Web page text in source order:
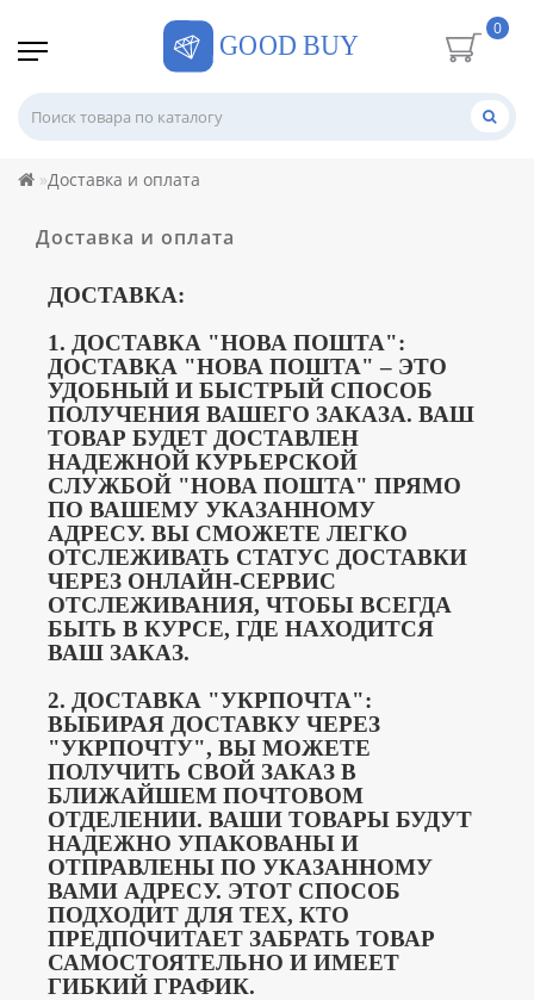
0
Доставка и оплата
Доставка и оплата
ДОСТАВКА:
1. ДОСТАВКА "НОВА ПОШТА":
ДОСТАВКА "НОВА ПОШТА" – ЭТО
УДОБНЫЙ И БЫСТРЫЙ СПОСОБ
ПОЛУЧЕНИЯ ВАШЕГО ЗАКАЗА. ВАШ
ТОВАР БУДЕТ ДОСТАВЛЕН
НАДЕЖНОЙ КУРЬЕРСКОЙ
СЛУЖБОЙ "НОВА ПОШТА" ПРЯМО
ПО ВАШЕМУ УКАЗАННОМУ
АДРЕСУ. ВЫ СМОЖЕТЕ ЛЕГКО
ОТСЛЕЖИВАТЬ СТАТУС ДОСТАВКИ
ЧЕРЕЗ ОНЛАЙН-СЕРВИС
ОТСЛЕЖИВАНИЯ, ЧТОБЫ ВСЕГДА
БЫТЬ В КУРСЕ, ГДЕ НАХОДИТСЯ
ВАШ ЗАКАЗ.
2. ДОСТАВКА "УКРПОЧТА":
ВЫБИРАЯ ДОСТАВКУ ЧЕРЕЗ
"УКРПОЧТУ", ВЫ МОЖЕТЕ
ПОЛУЧИТЬ СВОЙ ЗАКАЗ В
БЛИЖАЙШЕМ ПОЧТОВОМ
ОТДЕЛЕНИИ. ВАШИ ТОВАРЫ БУДУТ
НАДЕЖНО УПАКОВАНЫ И
ОТПРАВЛЕНЫ ПО УКАЗАННОМУ
ВАМИ АДРЕСУ. ЭТОТ СПОСОБ
ПОДХОДИТ ДЛЯ ТЕХ, КТО
ПРЕДПОЧИТАЕТ ЗАБРАТЬ ТОВАР
САМОСТОЯТЕЛЬНО И ИМЕЕТ
ГИБКИЙ ГРАФИК.